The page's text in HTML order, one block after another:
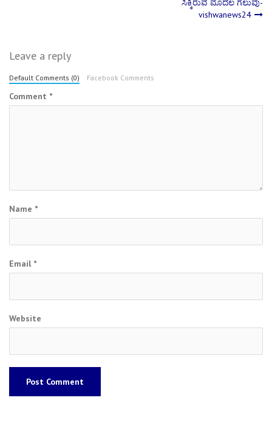
ಸಿಕ್ಕಿರುವ ಮೊದಲ ಗೆಲುವು-
vishwanews24
Leave a reply
Default Comments (0) Facebook Comments
Comment *
Name *
Email *
Website